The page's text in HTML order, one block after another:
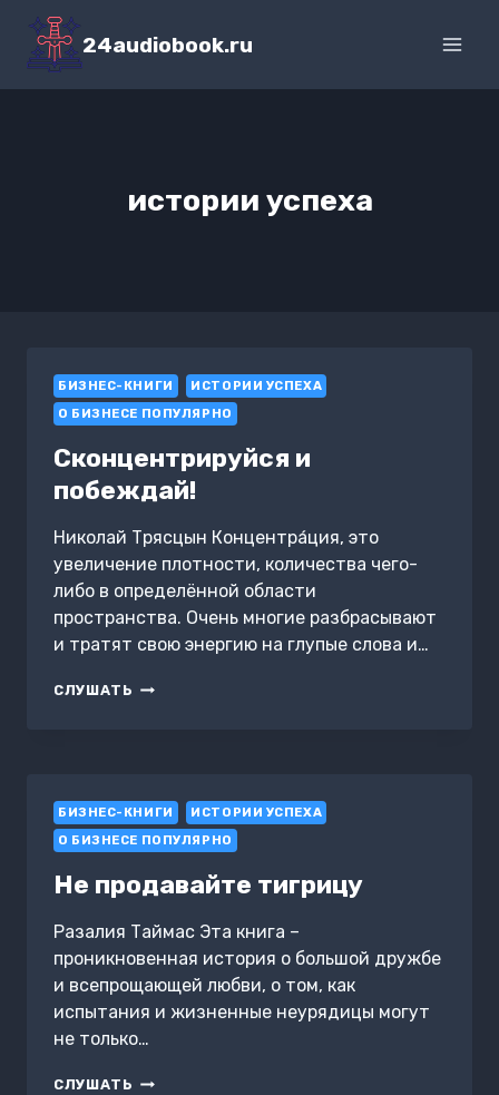
Перейти
содержимому
24audiobook.ru
истории успеха
БИЗНЕС-КНИГИ
ИСТОРИИ УСПЕХА
О БИЗНЕСЕ ПОПУЛЯРНО
Сконцентрируйся и
побеждай!
Николай Трясцын Концентра́ция, это
увеличение плотности, количества чего-
либо в определённой области
пространства. Очень многие разбрасывают
и тратят свою энергию на глупые слова и…
СЛУШАТЬ СКОНЦЕНТРИРУЙСЯ
БИЗНЕС-КНИГИ
ИСТОРИИ УСПЕХА
О БИЗНЕСЕ ПОПУЛЯРНО
Не продавайте тигрицу
Разалия Таймас Эта книга –
проникновенная история о большой дружбе
и всепрощающей любви, о том, как
испытания и жизненные неурядицы могут
не только…
СЛУШАТЬ НЕ